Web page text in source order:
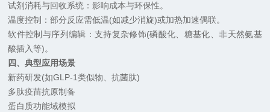
试剂消耗与回收系统：影响成本与环保性。
温度控制：部分反应需低温(如减少消旋)或加热加速偶联。
软件控制与序列编辑：支持复杂修饰(磷酸化、糖基化、非天然氨基
酸插入等)。
四、典型应用场景
新药研发(如GLP-1类似物、抗菌肽)
多肽疫苗抗原制备
蛋白质功能域模拟